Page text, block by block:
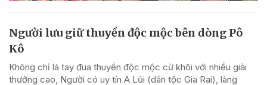
Người lưu giữ thuyền độc mộc bên dòng Pô
Kô
Không chỉ là tay đua thuyền độc mộc cừ khôi với nhiều giải
thưởng cao, Người có uy tín A Lủi (dân tộc Gia Rai), làng